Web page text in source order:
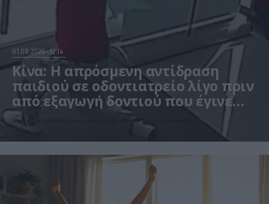
01.08.2026 12:14
Κίνα: Η απρόσμενη αντίδραση
παιδιού σε οδοντιατρείο λίγο πριν
από εξαγωγή δοντιού που έγινε
viral – Δείτε βίντεο
Ακολούθησε «καταδίωξη» του μικρού «φυγά» στους δρόμους του νοσοκομείου